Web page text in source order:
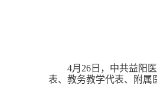
4月 26日，中共益阳
表、教务教学代表、附属